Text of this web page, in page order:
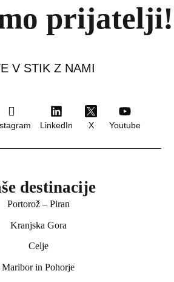
prijatelji!
V STIK Z NAMI
LinkedIn X Youtube
destinacije
Portorož – Piran
Kranjska Gora
Celje
Maribor in Pohorje